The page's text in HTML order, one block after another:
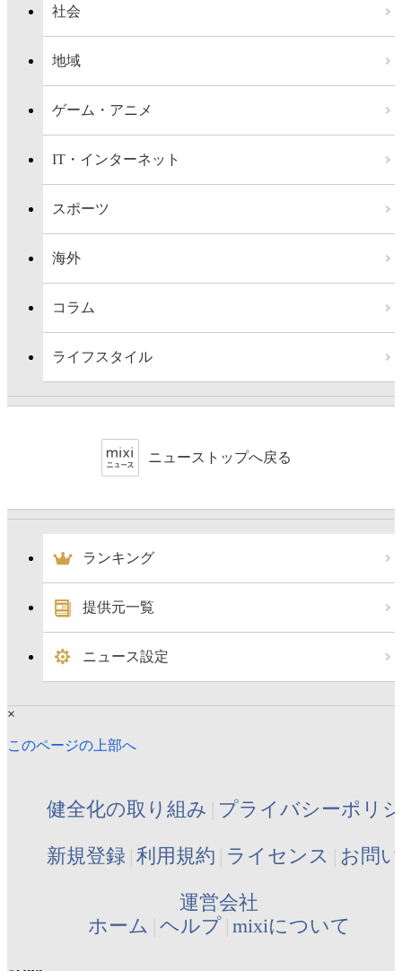
社会
地域
ゲーム・アニメ
IT・インターネット
スポーツ
海外
コラム
ライフスタイル
ニューストップへ戻る
ランキング
提供元一覧
ニュース設定
×
このページの上部へ
健全化の取り組み プライバシーポリ
新規登録 利用規約 ライセンス お問
運営会社
ホーム ヘルプ mixiについて